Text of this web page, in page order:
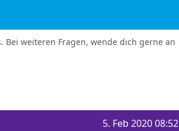
weiteren Fragen, wende dich gerne an
5. Feb 2020 08:52